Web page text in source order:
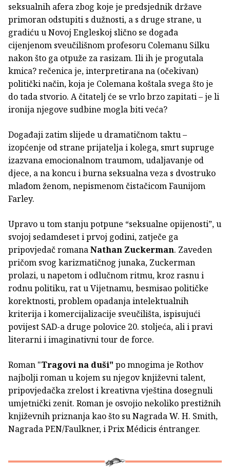
seksualnih afera zbog koje je predsjednik države
primoran odstupiti s dužnosti, a s druge strane, u
gradiću u Novoj Engleskoj slično se događa
cijenjenom sveučilišnom profesoru Colemanu Silku
nakon što ga otpuže za rasizam. Ili ih je progutala
kmica? rečenica je, interpretirana na (očekivan)
politički način, koja je Colemana koštala svega što je
do tada stvorio. A čitatelj će se vrlo brzo zapitati – je li
ironija njegove sudbine mogla biti veća?
Događaji zatim slijede u dramatičnom taktu –
izopćenje od strane prijatelja i kolega, smrt supruge
izazvana emocionalnom traumom, udaljavanje od
djece, a na koncu i burna seksualna veza s dvostruko
mlađom ženom, nepismenom čistačicom Faunijom
Farley.
Upravo u tom stanju potpune “seksualne opijenosti”, u
svojoj sedamdeset i prvoj godini, zatječe ga
pripovjedač romanaNathan Zuckerman. Zaveden
pričom svog karizmatičnog junaka, Zuckerman
prolazi, u napetom i odlučnom ritmu, kroz rasnu i
rodnu politiku, rat u Vijetnamu, besmisao političke
korektnosti, problem opadanja intelektualnih
kriterija i komercijalizacije sveučilišta, ispisujući
povijest SAD-a druge polovice 20. stoljeća, ali i pravi
literarni i imaginativni tour de force.
Roman "Tragovi na duši" po mnogima je Rothov
najbolji roman u kojem su njegov književni talent,
pripovjedačka zrelost i kreativna vještina dosegnuli
umjetnički zenit. Roman je osvojio nekoliko prestižnih
književnih priznanja kao što su Nagrada W. H. Smith,
Nagrada PEN/Faulkner, i Prix Médicis éntranger.